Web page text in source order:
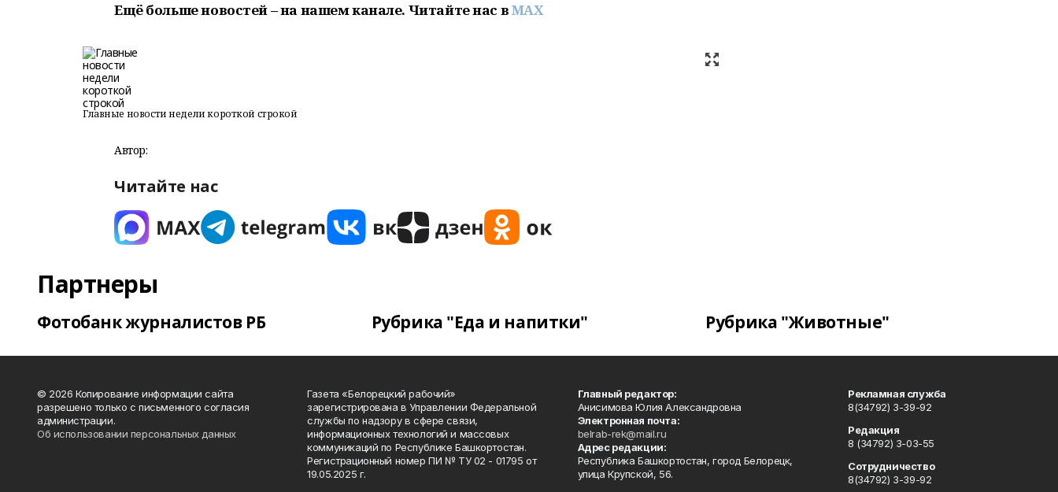
Ещё больше новостей – на нашем канале. Читайте нас вMAX
Главные новости недели короткой строкой
Автор:
Читайте нас
Партнеры
Фотобанк журналистов РБ Рубрика "Еда и напитки" Рубрика "Животные"
© 2026 Копирование информации сайта
разрешено только с письменного согласия
администрации.
Об использовании персональных данных
Газета «Белорецкий рабочий»
зарегистрирована в Управлении Федеральной
службы по надзору в сфере связи,
информационных технологий и массовых
коммуникаций по Республике Башкортостан.
Регистрационный номер ПИ № ТУ 02 - 01795 от
19.05.2025 г.
Главный редактор:
Анисимова Юлия Александровна
Электронная почта:
belrab-rek@mail.ru
Адрес редакции:
Республика Башкортостан, город Белорецк,
улица Крупской, 56.
Рекламная служба
8(34792) 3-39-92
Редакция
8 (34792) 3-03-55
Сотрудничество
8(34792) 3-39-92